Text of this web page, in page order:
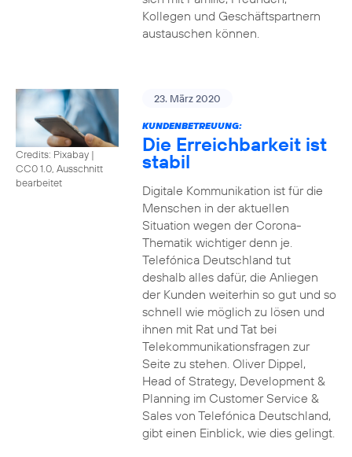
Kollegen und Geschäftspartnern
austauschen können.
Credits: Pixabay |
CC0 1.0, Ausschnitt
bearbeitet
23. März 2020
KUNDENBETREUUNG:
Die Erreichbarkeit ist
stabil
Digitale Kommunikation ist für die
Menschen in der aktuellen
Situation wegen der Corona-
Thematik wichtiger denn je.
Telefónica Deutschland tut
deshalb alles dafür, die Anliegen
der Kunden weiterhin so gut und so
schnell wie möglich zu lösen und
ihnen mit Rat und Tat bei
Telekommunikationsfragen zur
Seite zu stehen. Oliver Dippel,
Head of Strategy, Development &
Planning im Customer Service &
Sales von Telefónica Deutschland,
gibt einen Einblick, wie dies gelingt.